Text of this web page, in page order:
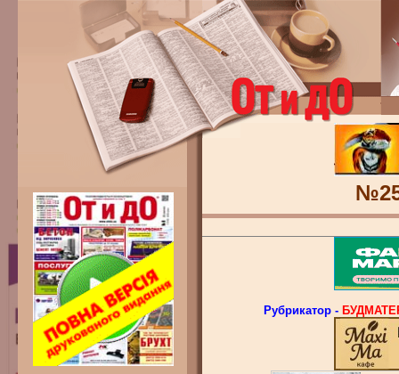
Рубрикатор -